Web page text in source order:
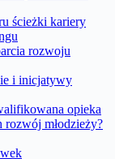
ścieżki kariery
rozwoju
i inicjatywy
opieka
rozwój młodzieży?